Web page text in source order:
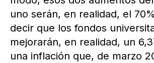
uno serán, en realidad, el
decir que los fondos
mejorarán, en realidad, un
una inflación que, de marzo